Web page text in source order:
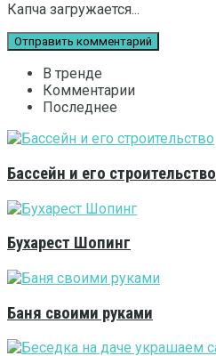
Капча загружается...
В тренде
Комментарии
Последнее
Бассейн и его строительство
Бухарест Шопинг
Баня своими руками